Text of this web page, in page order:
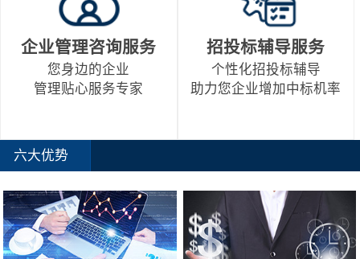
企业管理咨询服务
您身边的企业
管理贴心服务专家
招投标辅导服务
个性化招投标辅导
助力您企业增加中标机率
六大优势